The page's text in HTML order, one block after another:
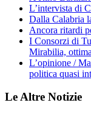
L’intervista di
Dalla Calabria
Ancora ritardi
I Consorzi di
Mirabilia,
L’opinione /
politica quasi
Le Altre Notizie